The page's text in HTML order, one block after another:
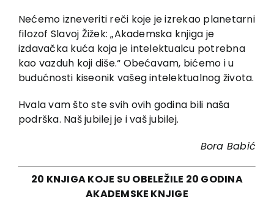
Nećemo izneveriti reči koje je izrekao planetarni
filozof Slavoj Žižek: „Akademska knjiga je
izdavačka kuća koja je intelektualcu potrebna
kao vazduh koji diše.“ Obećavam, bićemo i u
budućnosti kiseonik vašeg intelektualnog života.
Hvala vam što ste svih ovih godina bili naša
podrška. Naš jubilej je i vaš jubilej.
Bora Babić
20 KNJIGA KOJE SU OBELEŽILE 20 GODINA
AKADEMSKE KNJIGE